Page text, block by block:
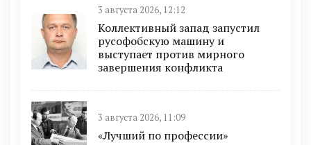
3 августа 2026, 12:12
Коллективный запад запустил
русофобскую машину и
выступает против мирного
завершения конфликта
3 августа 2026, 11:09
«Лучший по профессии»